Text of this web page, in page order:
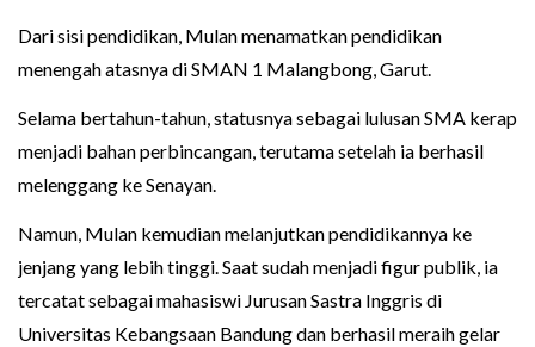
Dari sisi pendidikan, Mulan menamatkan pendidikan
menengah atasnya di SMAN 1 Malangbong, Garut.
Selama bertahun-tahun, statusnya sebagai lulusan SMA kerap
menjadi bahan perbincangan, terutama setelah ia berhasil
melenggang ke Senayan.
Namun, Mulan kemudian melanjutkan pendidikannya ke
jenjang yang lebih tinggi. Saat sudah menjadi figur publik, ia
tercatat sebagai mahasiswi Jurusan Sastra Inggris di
Universitas Kebangsaan Bandung dan berhasil meraih gelar